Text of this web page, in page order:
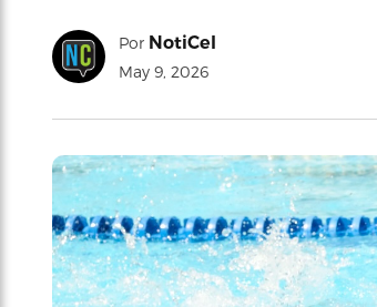
Por NotiCel
May 9, 2026